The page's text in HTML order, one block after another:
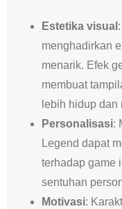
Estetika visual
menghadirkan
menarik. Efek
membuat
lebih hidup dan
Personalisasi:
Legend dapat
terhadap game
sentuhan
Motivasi: